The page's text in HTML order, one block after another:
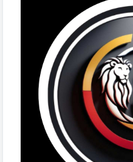
Po aktualizaci stačí v
otevře se vám také nový
ostatními uživateli. 💬
Aktualizujte si aplikaci a
Unity Christ.